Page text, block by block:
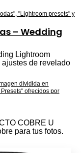
– Wedding
Lightroom
ajustes de revelado
COBRE U
para tus fotos.